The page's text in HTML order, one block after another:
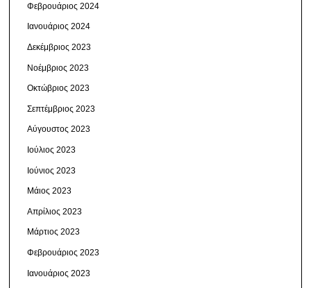
Φεβρουάριος 2024
Ιανουάριος 2024
Δεκέμβριος 2023
Νοέμβριος 2023
Οκτώβριος 2023
Σεπτέμβριος 2023
Αύγουστος 2023
Ιούλιος 2023
Ιούνιος 2023
Μάιος 2023
Απρίλιος 2023
Μάρτιος 2023
Φεβρουάριος 2023
Ιανουάριος 2023